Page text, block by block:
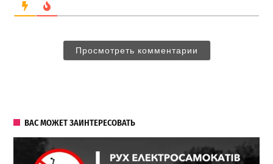
Просмотреть комментарии
ВАС МОЖЕТ ЗАИНТЕРЕСОВАТЬ